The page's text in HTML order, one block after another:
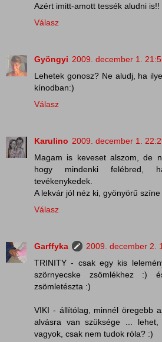
Azért imitt-amott tessék aludni is!!
Válasz
Gyöngyi 2009. december 1.
Lehetek gonosz? Ne aludj, ha
kínodban:)
Válasz
Karulino 2009. december 1.
Magam is keveset alszom, de
hogy mindenki felébred,
tevékenykedek.
A lekvár jól néz ki, gyönyörű színe
Válasz
Garffyka
2009. december 2.
TRINITY - csak egy kis
szörnyecske zsömlékhez :)
zsömletészta :)
VIKI - állítólag, minnél öregebb
alvásra van szüksége ...
vagyok, csak nem tudok róla? :)